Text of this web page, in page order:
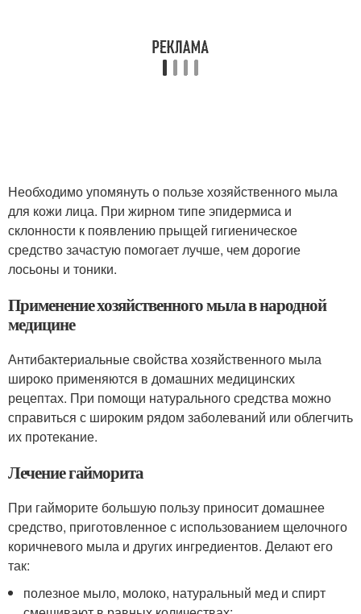
Необходимо упомянуть о пользе хозяйственного мыла
для кожи лица. При жирном типе эпидермиса и
склонности к появлению прыщей гигиеническое
средство зачастую помогает лучше, чем дорогие
лосьоны и тоники.
Применение хозяйственного мыла в народной
медицине
Антибактериальные свойства хозяйственного мыла
широко применяются в домашних медицинских
рецептах. При помощи натурального средства можно
справиться с широким рядом заболеваний или облегчить
их протекание.
Лечение гайморита
При гайморите большую пользу приносит домашнее
средство, приготовленное с использованием щелочного
коричневого мыла и других ингредиентов. Делают его
так:
полезное мыло, молоко, натуральный мед и спирт